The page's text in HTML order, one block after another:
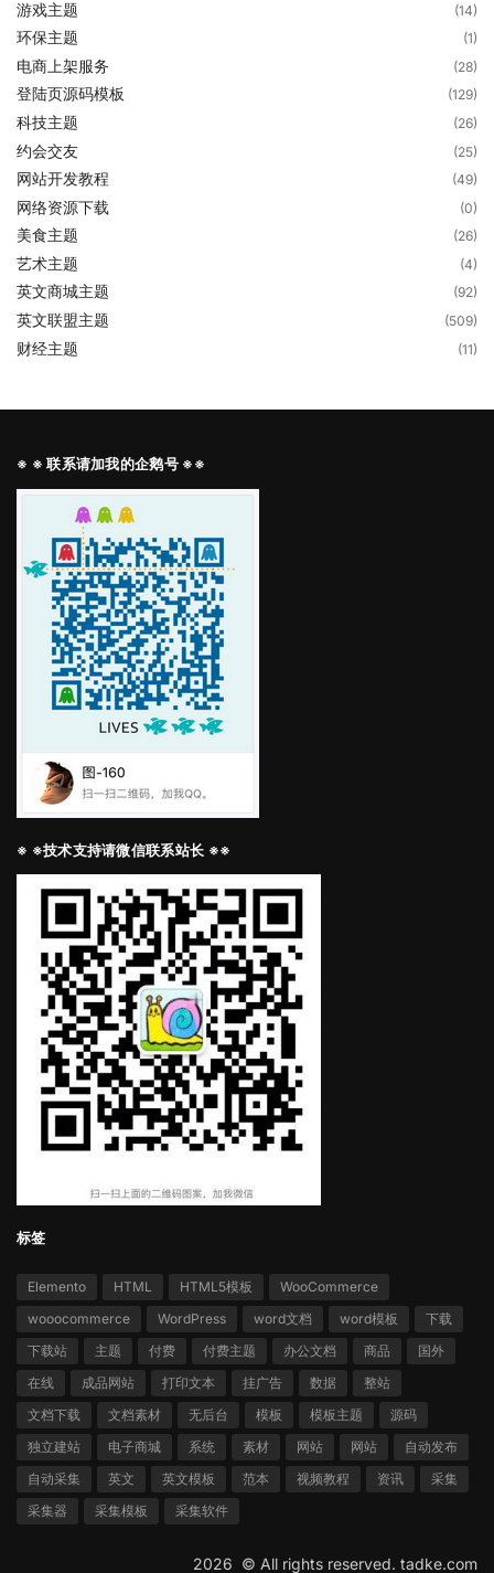
游戏主题 (14)
环保主题 (1)
电商上架服务 (28)
登陆页源码模板 (129)
科技主题 (26)
约会交友 (25)
网站开发教程 (49)
网络资源下载 (0)
美食主题 (26)
艺术主题 (4)
英文商城主题 (92)
英文联盟主题 (509)
财经主题 (11)
※ ※ 联系请加我的企鹅号 ※※
※ ※技术支持请微信联系站长 ※※
标签
Elemento HTML HTML5模板
WooCommerce
wooocommerce
WordPress word文档 word模板
下载
下载站
主题 付费 付费主题 办公文档 商品
国外
在线
成品网站 打印文本 挂广告 数据
整站
文档下载
文档素材 无后台 模板 模板主题
源码
独立建站
电子商城 系统 素材 网站 网站
自动发布
自动采集
英文 英文模板 范本 视频教程 资讯
采集
采集器
采集模板 采集软件
2026 © All rights reserved. tadke.com